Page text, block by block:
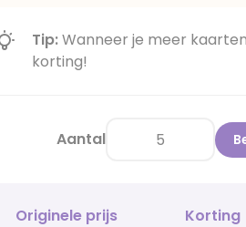
Tip:Wanneer je meer
korting!
Aantal
Originele prijs Korting